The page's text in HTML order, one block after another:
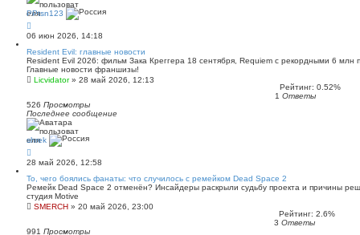
PPtsn123
06 июн 2026, 14:18
Resident Evil: главные новости
Resident Evil 2026: фильм Зака Креггера 18 сентября, Requiem с рекордными 6 млн
Главные новости франшизы!
Licvidator» 28 май 2026, 12:13
Рейтинг: 0.52%
1 Ответы
526 Просмотры
Последнее сообщение
shrek
28 май 2026, 12:58
То, чего боялись фанаты: что случилось с ремейком Dead Space 2
Ремейк Dead Space 2 отменён? Инсайдеры раскрыли судьбу проекта и причины
студия Motive
SMERCH » 20 май 2026, 23:00
Рейтинг: 2.6%
3 Ответы
991 Просмотры